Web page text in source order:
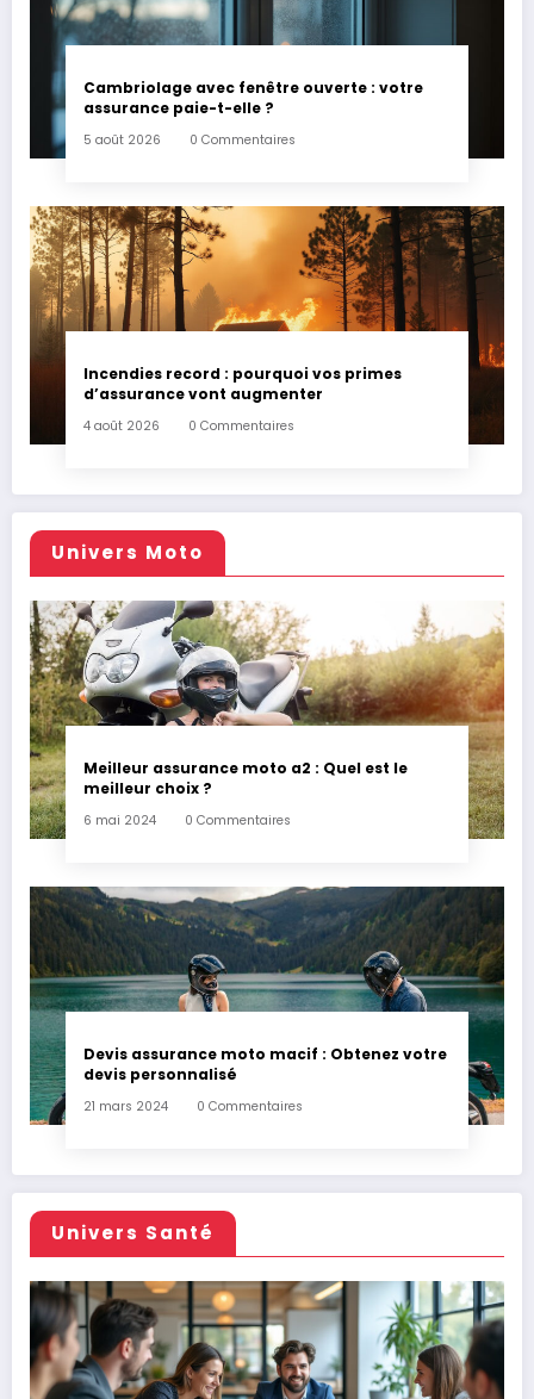
Cambriolage avec fenêtre ouverte : votre
assurance paie-t-elle ?
5 août 2026 0 Commentaires
Incendies record : pourquoi vos primes
d’assurance vont augmenter
4 août 2026 0 Commentaires
Univers Moto
Meilleur assurance moto a2 : Quel est le
meilleur choix ?
6 mai 2024 0 Commentaires
Devis assurance moto macif : Obtenez votre
devis personnalisé
21 mars 2024 0 Commentaires
Univers Santé